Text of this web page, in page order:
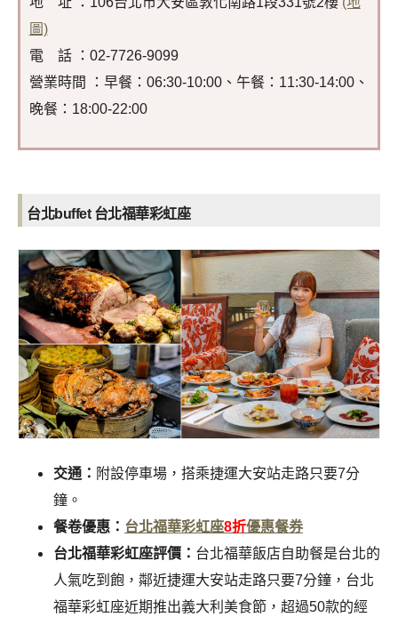
圖)
電 話 ：02-7726-9099
營業時間 ：早餐：06:30-10:00、午餐：11:30-14:00、
晚餐：18:00-22:00
台北buffet 台北福華彩虹座
交通： 附設停車場，搭乘捷運大安站走路只要7分
鐘。
餐卷優惠： 台北福華彩虹座8折優惠餐券
台北福華彩虹座評價： 台北福華飯店自助餐是台北的
人氣吃到飽，鄰近捷運大安站走路只要7分鐘，台北
福華彩虹座近期推出義大利美食節，超過50款的經